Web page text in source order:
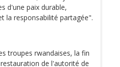
d'une paix durable,
la responsabilité partagée".
troupes rwandaises, la fin
de l'autorité de